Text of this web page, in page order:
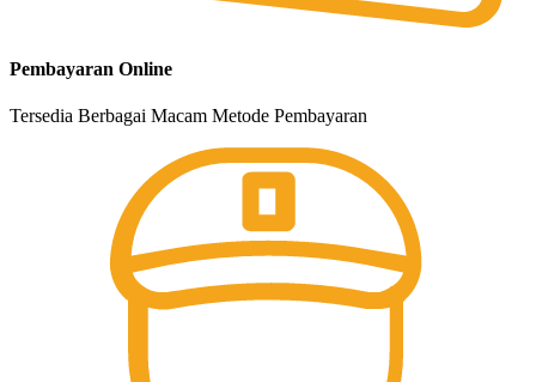
Pembayaran Online
Tersedia Berbagai Macam Metode Pembayaran